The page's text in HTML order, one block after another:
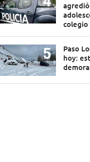
colegio
Paso
hoy: